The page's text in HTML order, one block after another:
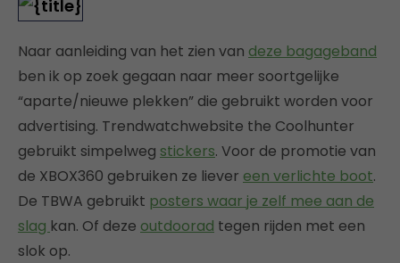
Naar aanleiding van het zien van deze bagageband
ben ik op zoek gegaan naar meer soortgelijke
“aparte/nieuwe plekken” die gebruikt worden voor
advertising. Trendwatchwebsite the Coolhunter
gebruikt simpelweg stickers. Voor de promotie van
de XBOX360 gebruiken ze liever een verlichte boot.
De TBWA gebruikt posters waar je zelf mee aan de
slag kan. Of deze outdoorad tegen rijden met een
slok op.